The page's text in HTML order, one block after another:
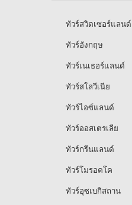
ทัวร์สวิตเซอร์แลนด์
ทัวร์อังกฤษ
ทัวร์เนเธอร์แลนด์
ทัวร์สโลวีเนีย
ทัวร์ไอซ์แลนด์
ทัวร์ออสเตรเลีย
ทัวร์กรีนแลนด์
ทัวร์โมรอคโค
ทัวร์อุซเบกิสถาน